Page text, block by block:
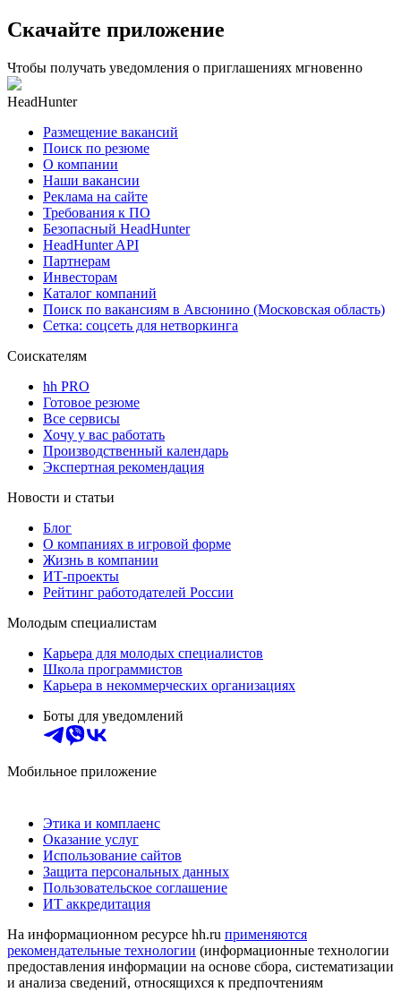
Скачайте приложение
Чтобы получать уведомления о приглашениях мгновенно
HeadHunter
Размещение вакансий
Поиск по резюме
О компании
Наши вакансии
Реклама на сайте
Требования к ПО
Безопасный HeadHunter
HeadHunter API
Партнерам
Инвесторам
Каталог компаний
Поиск по вакансиям в Авсюнино (Московская область)
Сетка: соцсеть для нетворкинга
Соискателям
hh PRO
Готовое резюме
Все сервисы
Хочу у вас работать
Производственный календарь
Экспертная рекомендация
Новости и статьи
Блог
О компаниях в игровой форме
Жизнь в компании
ИТ-проекты
Рейтинг работодателей России
Молодым специалистам
Карьера для молодых специалистов
Школа программистов
Карьера в некоммерческих организациях
Боты для уведомлений
Мобильное приложение
Этика и комплаенс
Оказание услуг
Использование сайтов
Защита персональных данных
Пользовательское соглашение
ИТ аккредитация
На информационном ресурсе hh.ru применяются
рекомендательные технологии (информационные технологии
предоставления информации на основе сбора, систематизации
и анализа сведений, относящихся к предпочтениям